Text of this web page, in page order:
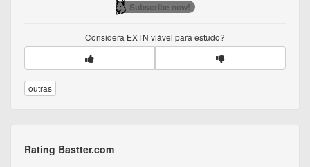
Subscribe now!
Considera EXTN viável para estudo?
outras
Rating Bastter.com